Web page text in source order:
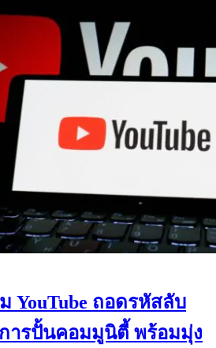
YouTube ถอดรหัสลับ
ารปั้นคอมมูนิตี้ พร้อมมุ่ง